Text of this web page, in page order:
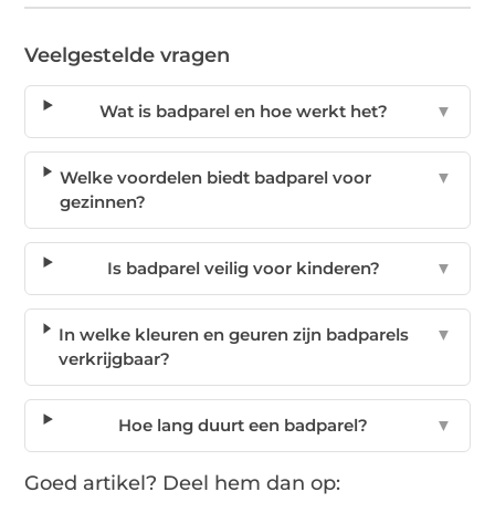
Veelgestelde vragen
Wat is badparel en hoe werkt het? ▼
Welke voordelen biedt badparel voor
gezinnen?
▼
Is badparel veilig voor kinderen? ▼
In welke kleuren en geuren zijn badparels
verkrijgbaar?
▼
Hoe lang duurt een badparel? ▼
Goed artikel? Deel hem dan op: